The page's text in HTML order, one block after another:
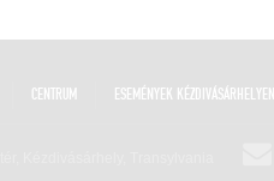
CENTRUM ESEMÉNYEK KÉZDIVÁSÁRHELYEN